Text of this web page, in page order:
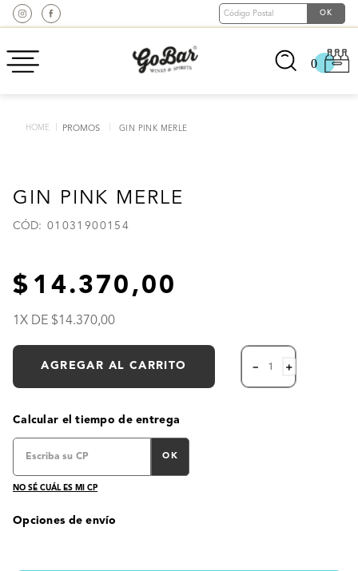
0
PROMOS GIN PINK MERLE
GIN PINK MERLE
: 01031900154
14.370,00
1 X DE 14.370,00
AGREGAR AL CARRITO ＋
－
Calcular el tiempo de entrega
OK
NO SÉ CUÁL ES MI CP
Opciones de envío